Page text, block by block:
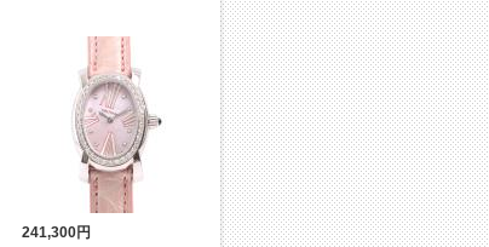
241,300円